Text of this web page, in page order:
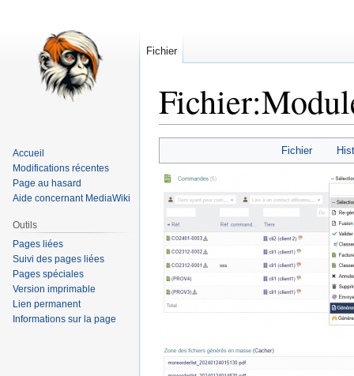
Fichier:
à
la
navigation
à
la
recherche
Fichier
Fichier
Accueil
Modifications récentes
Page au hasard
Aide concernant MediaWiki
Outils
Pages liées
Suivi des pages liées
Pages spéciales
Version imprimable
Lien permanent
Informations sur la page